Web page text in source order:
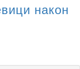
након